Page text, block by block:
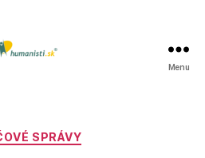
Menu
Kategórie
SPRÁVY